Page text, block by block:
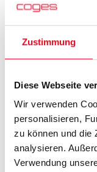
Zustimmung
Diese Webseite
Wir verwenden
personalisieren,
zu können und die
analysieren.
Verwendung
die den
Beobachtung
eines
Plugin-Cookies
externer
notwendig,
Inhalte oder